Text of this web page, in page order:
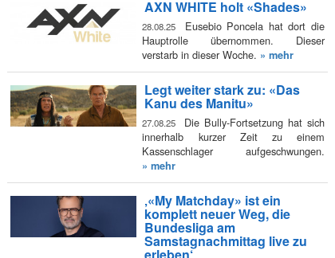
AXN WHITE holt «Shades»
28.08.25
Eusebio Poncela hat dort die
Hauptrolle übernommen. Dieser
verstarb in dieser Woche. » mehr
Legt weiter stark zu: «Das
Kanu des Manitu»
27.08.25
Die Bully-Fortsetzung hat sich
innerhalb kurzer Zeit zu einem
Kassenschlager aufgeschwungen.
» mehr
‚«My Matchday» ist ein
komplett neuer Weg, die
Bundesliga am
Samstagnachmittag live zu